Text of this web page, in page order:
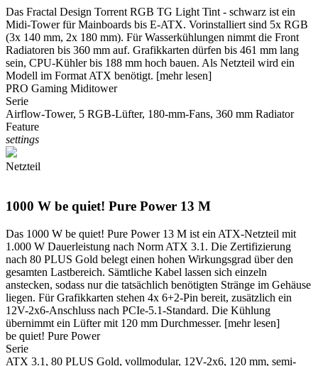
Das Fractal Design Torrent RGB TG Light Tint - schwarz ist ein
Midi-Tower für Mainboards bis E-ATX. Vorinstalliert sind 5x RGB
(3x 140 mm, 2x 180 mm). Für Wasserkühlungen nimmt die Front
Radiatoren bis 360 mm auf. Grafikkarten dürfen bis 461 mm lang
sein, CPU-Kühler bis 188 mm hoch bauen. Als Netzteil wird ein
Modell im Format ATX benötigt. [mehr lesen]
PRO Gaming Miditower
Serie
Airflow-Tower, 5 RGB-Lüfter, 180-mm-Fans, 360 mm Radiator
Feature
settings
Netzteil
1000 W be quiet! Pure Power 13 M
Das 1000 W be quiet! Pure Power 13 M ist ein ATX-Netzteil mit
1.000 W Dauerleistung nach Norm ATX 3.1. Die Zertifizierung
nach 80 PLUS Gold belegt einen hohen Wirkungsgrad über den
gesamten Lastbereich. Sämtliche Kabel lassen sich einzeln
anstecken, sodass nur die tatsächlich benötigten Stränge im Gehäuse
liegen. Für Grafikkarten stehen 4x 6+2-Pin bereit, zusätzlich ein
12V-2x6-Anschluss nach PCIe-5.1-Standard. Die Kühlung
übernimmt ein Lüfter mit 120 mm Durchmesser. [mehr lesen]
be quiet! Pure Power
Serie
ATX 3.1, 80 PLUS Gold, vollmodular, 12V-2x6, 120 mm, semi-